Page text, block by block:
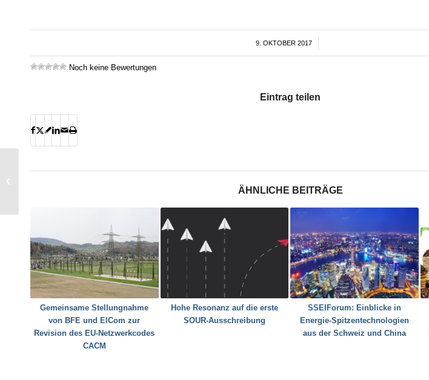
9. OKTOBER 2017
/
Noch keine Bewertungen
Eintrag teilen
ÄHNLICHE BEITRÄGE
Gemeinsame Stellungnahme
von BFE und ElCom zur
Revision des EU-Netzwerkcodes
CACM
Hohe Resonanz auf die erste
SOUR-Ausschreibung
SSEIForum: Einblicke in
Energie-Spitzentechnologien
aus der Schweiz und China